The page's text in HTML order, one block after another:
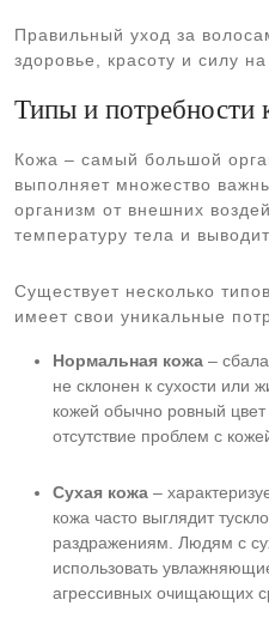
Правильный уход за
здоровье, красоту и силу на
Типы и потребности
Кожа – самый большой
выполняет множество
организм от внешних
температуру тела и выводит
Существует несколько
имеет свои уникальные
Нормальная кожа –
не склонен к сухости или
кожей обычно ровный
отсутствие проблем с
Сухая кожа –
кожа часто выглядит
раздражениям. Людям с
использовать
агрессивных очищающих